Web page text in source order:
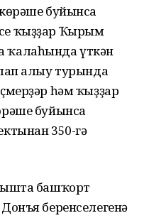
буйынса
ҡыҙҙар Ҡырым
ҡалаһында үткән
алыу турында
һәм ҡыҙҙар
буйынса
350-гә
башҡорт
беренселегенә